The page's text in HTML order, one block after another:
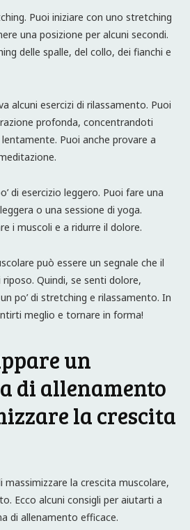
Puoi iniziare con uno stretching
una posizione per alcuni secondi.
delle spalle, del collo, dei fianchi e
alcuni esercizi di rilassamento. Puoi
profonda, concentrandoti
lentamente. Puoi anche provare a
di esercizio leggero. Puoi fare una
o una sessione di yoga.
i muscoli e a ridurre il dolore.
può essere un segnale che il
Quindi, se senti dolore,
po’ di stretching e rilassamento. In
meglio e tornare in forma!
un
di allenamento
la crescita
massimizzare la crescita muscolare,
Ecco alcuni consigli per aiutarti a
di allenamento efficace.